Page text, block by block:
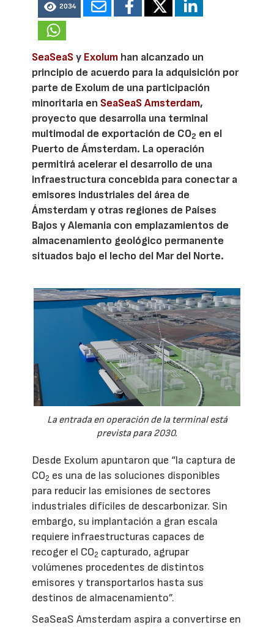
2034
SeaSeaSy Exolum han alcanzado un
principio de acuerdo para la adquisición por
parte de Exolum de una participación
minoritaria en SeaSeaS Amsterdam,
proyecto que desarrolla una terminal
multimodal de exportación de CO2 en el
Puerto de Ámsterdam. La operación
permitirá acelerar el desarrollo de una
infraestructura concebida para conectar a
emisores industriales del área de
Ámsterdam y otras regiones de Países
Bajos y Alemania con emplazamientos de
almacenamiento geológico permanente
situados bajo el lecho del Mar del Norte.
La entrada en operación de la terminal está
prevista para 2030.
Desde Exolum apuntaron que “la captura de
CO2 es una de las soluciones disponibles
para reducir las emisiones de sectores
industriales difíciles de descarbonizar. Sin
embargo, su implantación a gran escala
requiere infraestructuras capaces de
recoger el CO2 capturado, agrupar
volúmenes procedentes de distintos
emisores y transportarlos hasta sus
destinos de almacenamiento”.
SeaSeaS Amsterdam aspira a convertirse en